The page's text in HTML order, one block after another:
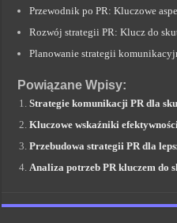
Przewodnik po PR: Kluczowe
Rozwój strategii PR: Klucz do
Planowanie strategii
Powiązane Wpisy:
Strategie komunikacji PR dla
Kluczowe wskaźniki
Przebudowa strategii PR dla
Analiza potrzeb PR kluczem do